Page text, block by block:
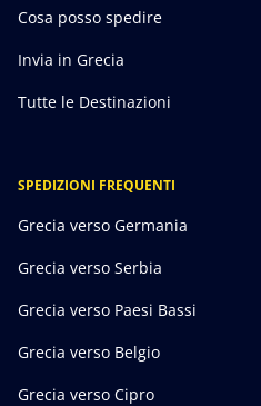
Cosa posso spedire
Invia in Grecia
Tutte le Destinazioni
SPEDIZIONI FREQUENTI
Grecia verso Germania
Grecia verso Serbia
Grecia verso Paesi Bassi
Grecia verso Belgio
Grecia verso Cipro